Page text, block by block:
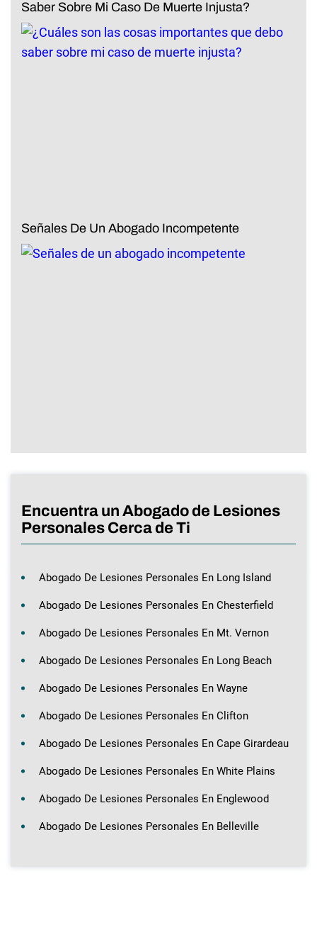
Saber Sobre Mi Caso De Muerte Injusta?
Señales De Un Abogado Incompetente
Encuentra un Abogado de Lesiones
Personales Cerca de Ti
Abogado De Lesiones Personales En Long Island
Abogado De Lesiones Personales En Chesterfield
Abogado De Lesiones Personales En Mt. Vernon
Abogado De Lesiones Personales En Long Beach
Abogado De Lesiones Personales En Wayne
Abogado De Lesiones Personales En Clifton
Abogado De Lesiones Personales En Cape Girardeau
Abogado De Lesiones Personales En White Plains
Abogado De Lesiones Personales En Englewood
Abogado De Lesiones Personales En Belleville